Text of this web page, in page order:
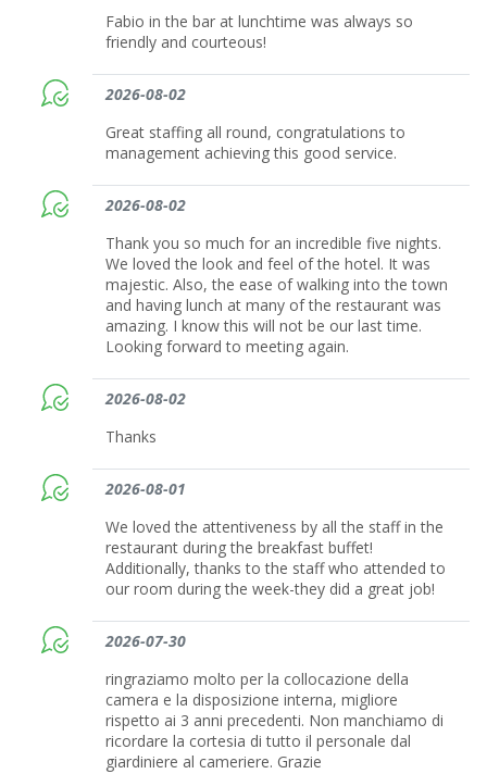
Fabio in the bar at lunchtime was always so
friendly and courteous!
2026-08-02
Great staffing all round, congratulations to
management achieving this good service.
2026-08-02
Thank you so much for an incredible five nights.
We loved the look and feel of the hotel. It was
majestic. Also, the ease of walking into the town
and having lunch at many of the restaurant was
amazing. I know this will not be our last time.
Looking forward to meeting again.
2026-08-02
Thanks
2026-08-01
We loved the attentiveness by all the staff in the
restaurant during the breakfast buffet!
Additionally, thanks to the staff who attended to
our room during the week-they did a great job!
2026-07-30
ringraziamo molto per la collocazione della
camera e la disposizione interna, migliore
rispetto ai 3 anni precedenti. Non manchiamo di
ricordare la cortesia di tutto il personale dal
giardiniere al cameriere. Grazie